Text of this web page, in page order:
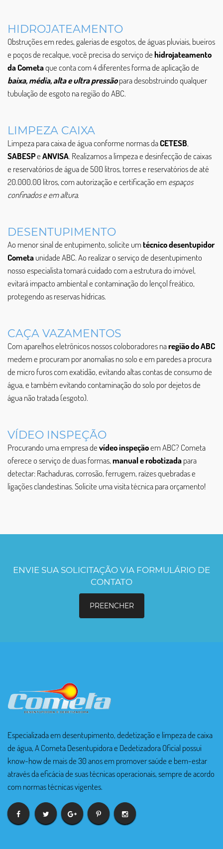
HIDROJATEAMENTO
Obstruções em redes, galerias de esgotos, de águas pluviais, bueiros
e poços de recalque, você precisa do serviço dehidrojateamento
da Cometaque conta com 4 diferentes forma de aplicação de
baixa, média, alta e ultra pressãopara desobstruindo qualquer
tubulação de esgoto na região do ABC.
LIMPEZA CAIXA
Limpeza para caixa de água conforme normas daCETESB,
SABESPeANVISA. Realizamos a limpeza e desinfecção de caixas
e reservatórios de água de 500 litros, torres e reservatórios de até
20.000.00 litros, com autorização e certificação emespaços
confinados e em altura.
DESENTUPIMENTO
Ao menor sinal de entupimento, solicite umtécnico desentupidor
Cometaunidade ABC. Ao realizar o serviço de desentupimento
nosso especialista tomará cuidado com a estrutura do imóvel,
evitará impacto ambiental e contaminação do lençol freático,
protegendo as reservas hídricas.
CAÇA VAZAMENTOS
Com aparelhos eletrônicos nossos coloboradores naregião do ABC
medem e procuram por anomalias no solo e em paredes a procura
de micro furos com exatidão, evitando altas contas de consumo de
água, e também evitando contaminação do solo por dejetos de
água não tratada (esgoto).
VÍDEO INSPEÇÃO
Procurando uma empresa devídeo inspeçãoem ABC? Cometa
oferece o serviço de duas formas,manual e robotizadapara
detectar: Rachaduras, corrosão, ferrugem, raízes quebradas e
ligações clandestinas. Solicite uma visita técnica para orçamento!
ENVIE SUA SOLICITAÇÃO VIA FORMULÁRIO DE
CONTATO
PREENCHER
Especializada em desentupimento, dedetização e limpeza de caixa
de água, A Cometa Desentupidora e Dedetizadora Oficial possui
know-how de mais de 30 anos em promover saúde e bem-estar
através da eficácia de suas técnicas operacionais, sempre de acordo
com normas técnicas vigentes.